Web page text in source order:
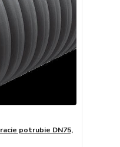
potrubie DN75,